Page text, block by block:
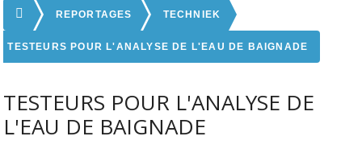
REPORTAGES TECHNIEK
TESTEURS POUR L'ANALYSE DE L'EAU DE BAIGNADE
TESTEURS POUR L'ANALYSE DE
L'EAU DE BAIGNADE